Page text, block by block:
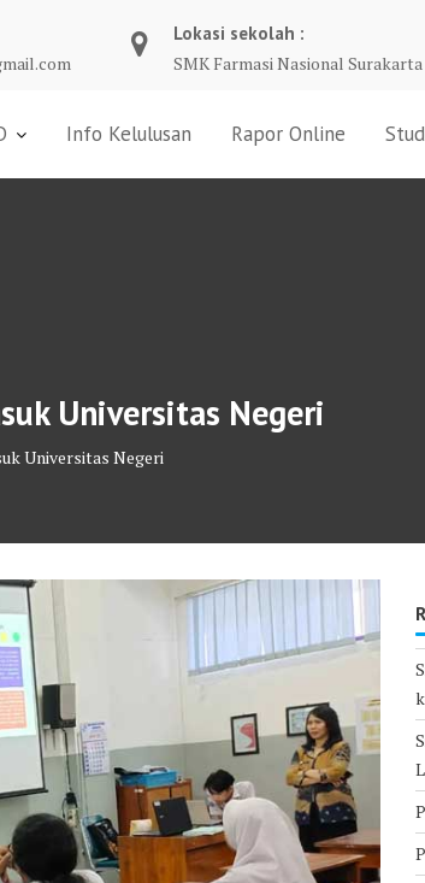
Lokasi sekolah :
SMK Farmasi Nasional Surakarta
Info Kelulusan Rapor Online
Universitas Negeri
Universitas Negeri